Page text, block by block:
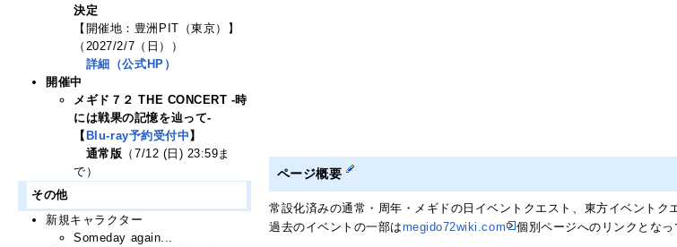
ページ概要
常設化済みの通常・周年・メギドの日イベントクエスト、東方イベントク
過去のイベントの一部はmegido72wiki.com 個別ページへのリンクとなっ
決定
【開催地：豊洲PIT（東京）】
（2027/2/7（日））
詳細（公式HP）
開催中
メギド７２ THE CONCERT -時
には戦果の記憶を辿って-
【Blu-ray予約受付中】
通常版 （7/12 (日) 23:59ま
で）
その他
新規キャラクター
Someday again...